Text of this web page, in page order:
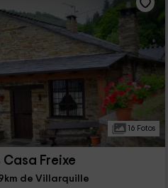
16 Fotos
Freixe
de Villarquille